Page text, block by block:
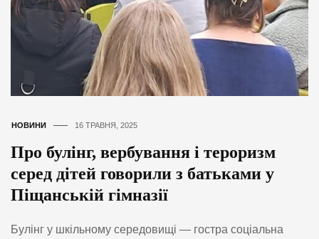
НОВИНИ 16 ТРАВНЯ, 2025
Про булінг, вербування і тероризм
серед дітей говорили з батьками у
Піщанській гімназії
Булінг у шкільному середовищі — гостра соціальна